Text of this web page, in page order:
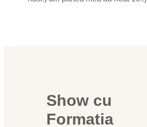
Show cu
Formatia